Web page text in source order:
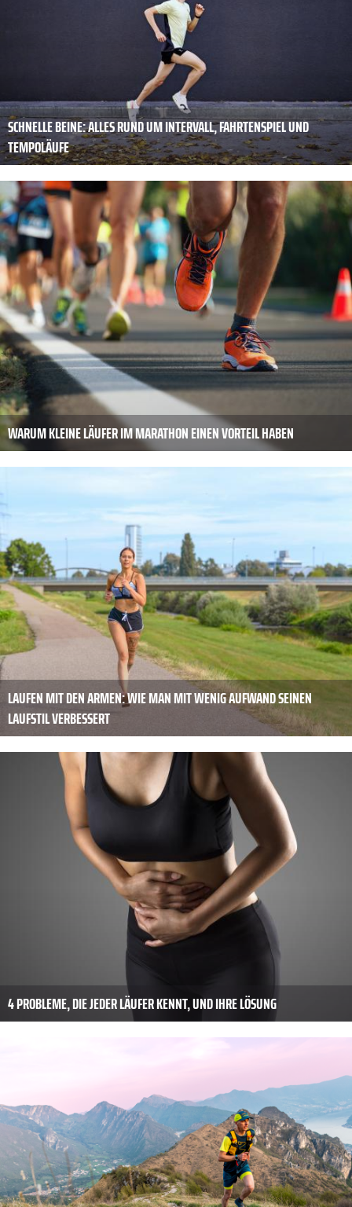
SCHNELLE BEINE: ALLES RUND UM INTERVALL, FAHRTENSPIEL UND
TEMPOLÄUFE
WARUM KLEINE LÄUFER IM MARATHON EINEN VORTEIL HABEN
LAUFEN MIT DEN ARMEN: WIE MAN MIT WENIG AUFWAND SEINEN
LAUFSTIL VERBESSERT
4 PROBLEME, DIE JEDER LÄUFER KENNT, UND IHRE LÖSUNG